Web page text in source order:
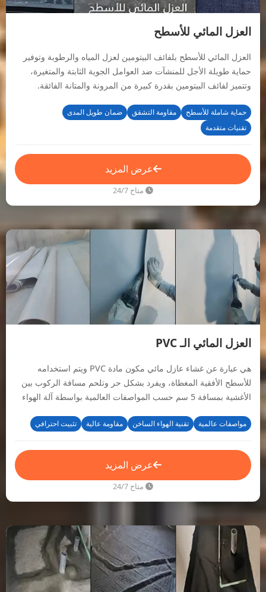
العزل المائي للأسطح
العزل المائي للأسطح بلفائف البيتومين لعزل المياه والرطوبة وتوفير
حماية طويلة الأجل للمنشآت ضد العوامل الجوية الثابتة والمتغيرة،
وتتميز لفائف البيتومين بقدرة كبيرة من المرونة والمتانة الفائقة.
حماية شاملة للأسطح مقاومة التشقق
ضمان طويل المدى
تقنيات متقدمة
عرض المزيد
متاح 24/7
العزل المائي الـ PVC
هي عبارة عن غشاء عازل مائي مكون مادة PVC ويتم استخدامه
للأسطح الأفقية المغطاة، ويفرد بشكل حر وتلحم مسافة الركوب بين
الأغشية بمسافة 5 سم حسب المواصفات العالمية بواسطة آلة الهواء
مواصفات عالمية تقنية الهواء الساخن مقاومة عالية تثبيت احترافي
عرض المزيد
متاح 24/7